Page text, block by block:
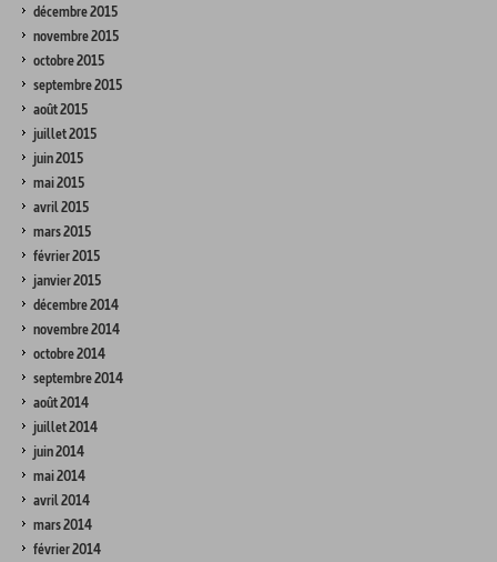
décembre 2015
novembre 2015
octobre 2015
septembre 2015
août 2015
juillet 2015
juin 2015
mai 2015
avril 2015
mars 2015
février 2015
janvier 2015
décembre 2014
novembre 2014
octobre 2014
septembre 2014
août 2014
juillet 2014
juin 2014
mai 2014
avril 2014
mars 2014
février 2014